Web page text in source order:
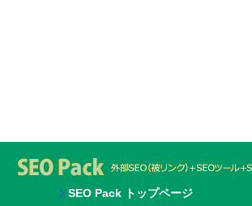
SEO Pack トップページ